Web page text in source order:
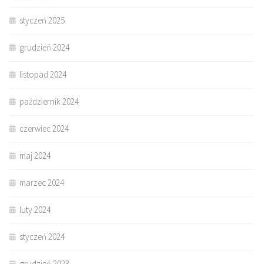
styczeń 2025
grudzień 2024
listopad 2024
październik 2024
czerwiec 2024
maj 2024
marzec 2024
luty 2024
styczeń 2024